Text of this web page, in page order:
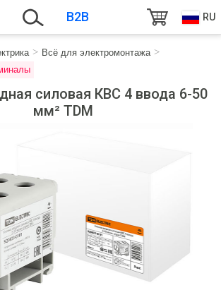
B2B RU
Всё для электромонтажа
силовая КВС 4 ввода 6-50
мм² TDM